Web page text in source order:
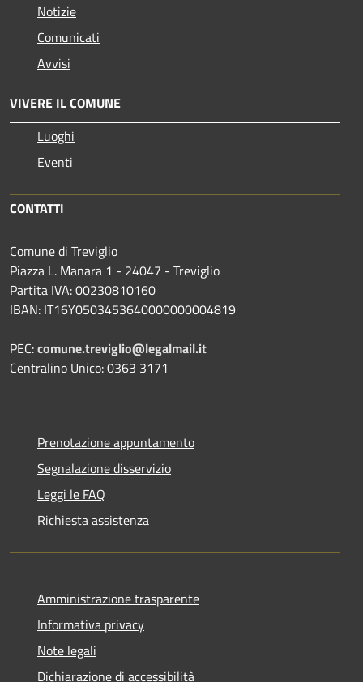
Notizie
Comunicati
Avvisi
VIVERE IL COMUNE
Luoghi
Eventi
CONTATTI
Comune di Treviglio
Piazza L. Manara 1 - 24047 - Treviglio
Partita IVA: 00230810160
IBAN: IT16Y0503453640000000004819
PEC:comune.treviglio@legalmail.it
Centralino Unico: 0363 3171
Prenotazione appuntamento
Segnalazione disservizio
Leggi le FAQ
Richiesta assistenza
Amministrazione trasparente
Informativa privacy
Note legali
Dichiarazione di accessibilità